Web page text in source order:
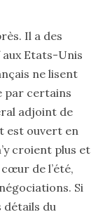
Il a des
Etats-Unis
ne lisent
par certains
adjoint de
est ouvert en
croient plus et
de l’été,
Si
détails du